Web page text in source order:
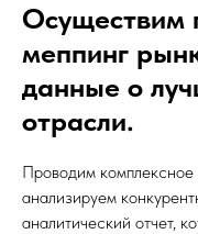
Осуществим
меппинг
данные о
отрасли.
Проводим
анализируем
аналитический отчет,